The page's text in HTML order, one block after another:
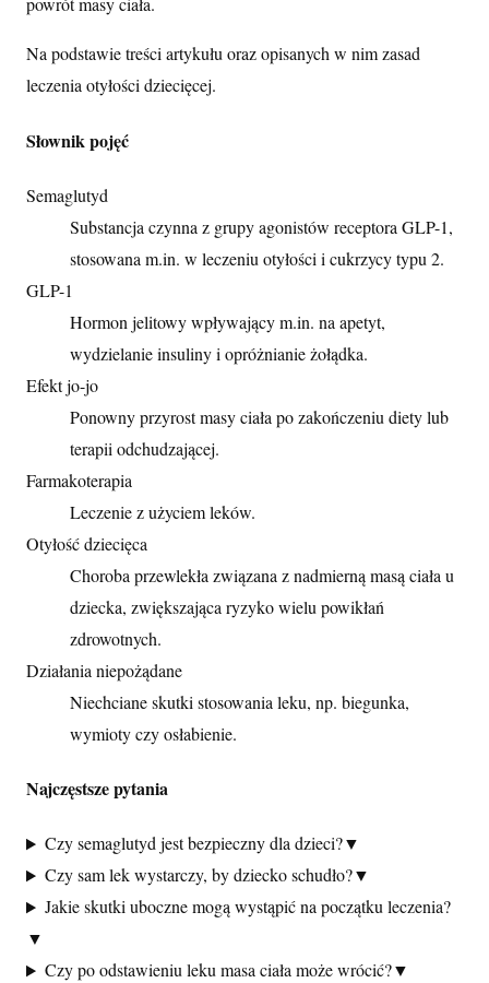
Na podstawie treści artykułu oraz opisanych w nim zasad
leczenia otyłości dziecięcej.
Słownik pojęć
Semaglutyd
Substancja czynna z grupy agonistów receptora GLP-1,
stosowana m.in. w leczeniu otyłości i cukrzycy typu 2.
GLP-1
Hormon jelitowy wpływający m.in. na apetyt,
wydzielanie insuliny i opróżnianie żołądka.
Efekt jo-jo
Ponowny przyrost masy ciała po zakończeniu diety lub
terapii odchudzającej.
Farmakoterapia
Leczenie z użyciem leków.
Otyłość dziecięca
Choroba przewlekła związana z nadmierną masą ciała u
dziecka, zwiększająca ryzyko wielu powikłań
zdrowotnych.
Działania niepożądane
Niechciane skutki stosowania leku, np. biegunka,
wymioty czy osłabienie.
Najczęstsze pytania
Czy semaglutyd jest bezpieczny dla dzieci?▼
Czy sam lek wystarczy, by dziecko schudło?▼
Jakie skutki uboczne mogą wystąpić na początku leczenia?
▼
Czy po odstawieniu leku masa ciała może wrócić?▼